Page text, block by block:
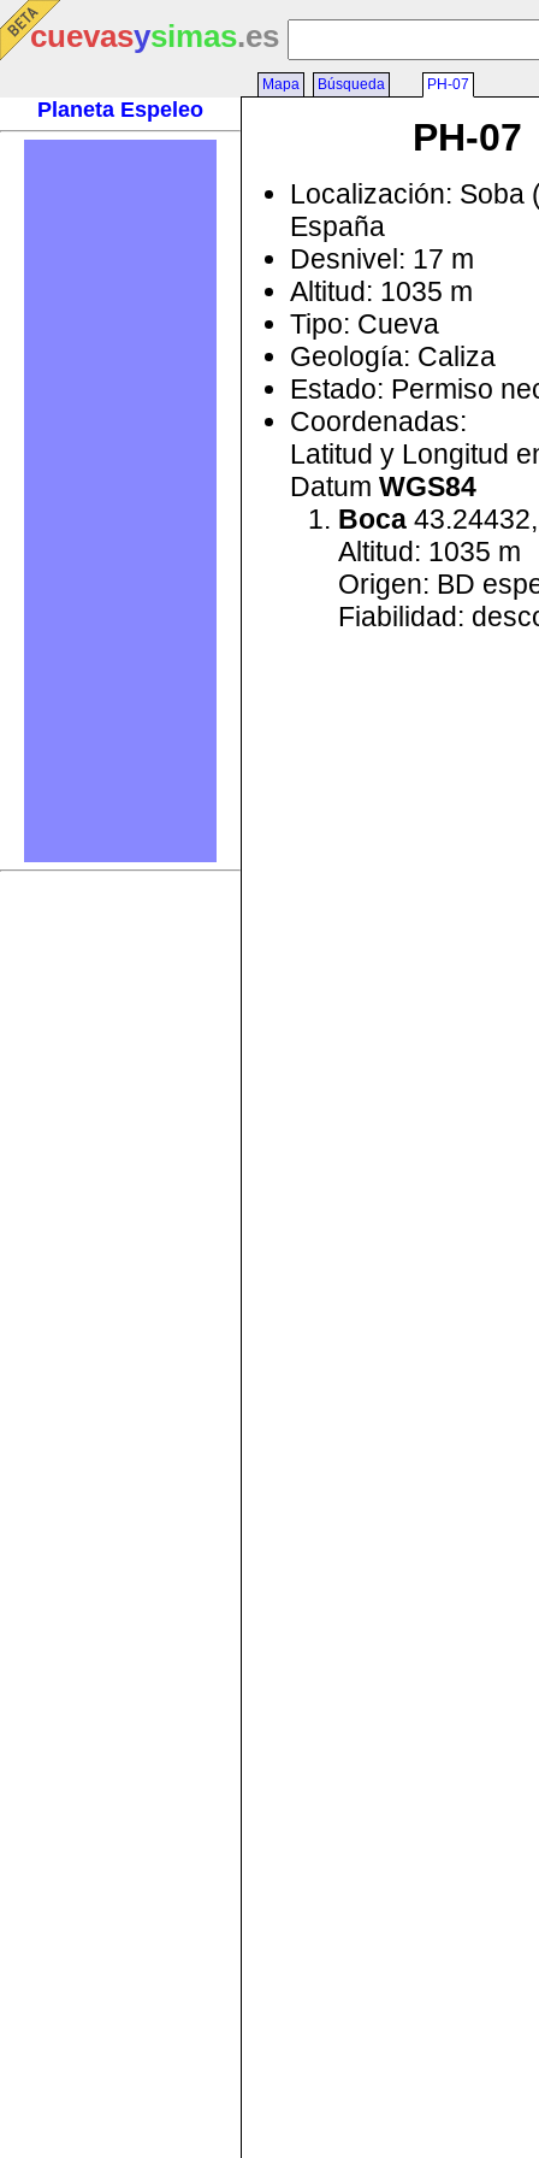
cuevasysimas.es
Planeta Espeleo
Mapa Búsqueda PH-07
PH-07
Localización: Soba
España
Desnivel: 17 m
Altitud: 1035 m
Tipo: Cueva
Geología: Caliza
Estado: Permiso
Coordenadas:
Latitud y Longitud
Datum WGS84
Boca
Altitud: 1035 m
Origen: BD
Fiabilidad: